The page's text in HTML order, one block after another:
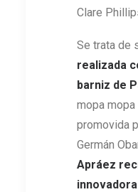
Clare
Se trata de
realizada
barniz de
mopa
promovida
Germán
Apráez